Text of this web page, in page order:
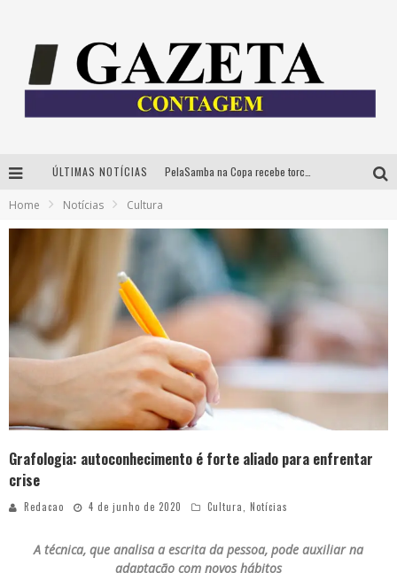
ÚLTIMAS NOTÍCIAS
Home Notícias Cultura
Grafologia: autoconhecimento é forte aliado para enfrentar
crise
Redacao 4 de junho de 2020 Cultura, Notícias
A técnica, que analisa a escrita da pessoa, pode auxiliar na
adaptação com novos hábitos